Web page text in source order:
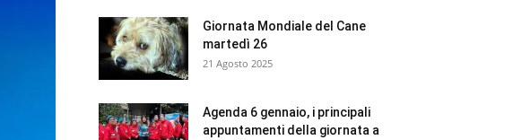
Giornata Mondiale del Cane
martedì 26
21 Agosto 2025
Agenda 6 gennaio, i principali
appuntamenti della giornata a